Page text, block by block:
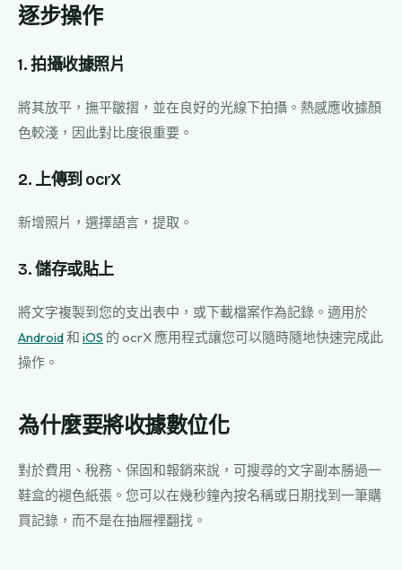
逐步操作
1. 拍攝收據照片
將其放平，撫平皺摺，並在良好的光線下拍攝。熱感應收據顏
色較淺，因此對比度很重要。
2. 上傳到 ocrX
新增照片，選擇語言，提取。
3. 儲存或貼上
將文字複製到您的支出表中，或下載檔案作為記錄。適用於
Android和 iOS 的 ocrX 應用程式讓您可以隨時隨地快速完成此
操作。
為什麼要將收據數位化
對於費用、稅務、保固和報銷來說，可搜尋的文字副本勝過一
鞋盒的褪色紙張。您可以在幾秒鐘內按名稱或日期找到一筆購
買記錄，而不是在抽屜裡翻找。